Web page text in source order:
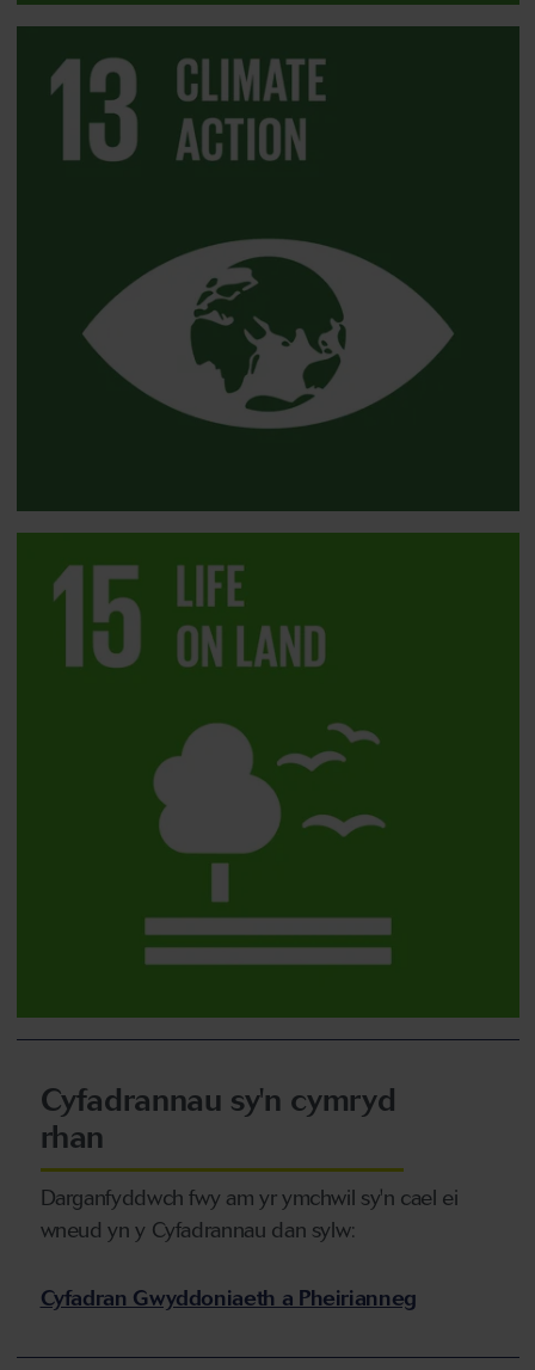
Cyfadrannau sy'n cymryd
rhan
Darganfyddwch fwy am yr ymchwil sy'n cael ei
wneud yn y Cyfadrannau dan sylw:
Cyfadran Gwyddoniaeth a Pheirianneg